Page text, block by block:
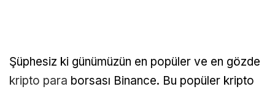
Şüphesiz ki günümüzün en popüler ve en gözde
kripto para borsası Binance. Bu popüler kripto